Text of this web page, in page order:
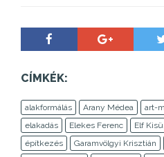
CÍMKÉK:
alakformálás Arany Médea art-
elakadás
Elekes Ferenc Elf
építkezés
Garamvölgyi Krisztián